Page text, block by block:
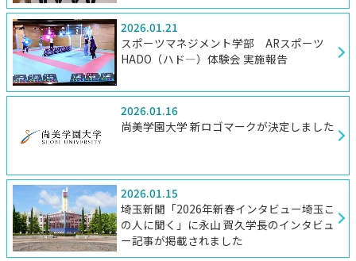
2026.01.21
スポーツマネジメント学部 ARスポーツ
HADO（ハド―）体験会 実施報告
2026.01.16
尚美学園大学 新ロゴマークが決定しました
2026.01.15
埼玉新聞「2026年新春インタビュー埼玉こ
の人に聞く」に永山 賀久学長のインタビュ
ー記事が掲載されました